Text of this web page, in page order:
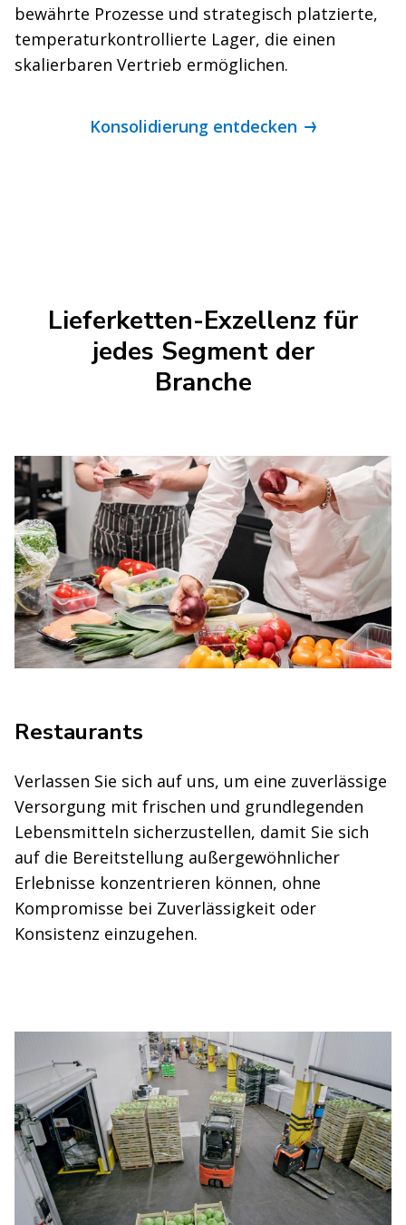
bewährte Prozesse und strategisch platzierte,
temperaturkontrollierte Lager, die einen
skalierbaren Vertrieb ermöglichen.
Konsolidierung entdecken
Lieferketten-Exzellenz für
jedes Segment der
Branche
Restaurants
Verlassen Sie sich auf uns, um eine zuverlässige
Versorgung mit frischen und grundlegenden
Lebensmitteln sicherzustellen, damit Sie sich
auf die Bereitstellung außergewöhnlicher
Erlebnisse konzentrieren können, ohne
Kompromisse bei Zuverlässigkeit oder
Konsistenz einzugehen.